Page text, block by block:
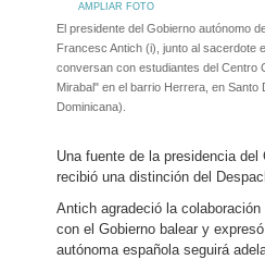
AMPLIAR FOTO
El presidente del Gobierno autónomo
Francesc Antich (i), junto al sacerdote
conversan con estudiantes del Centro
Mirabal" en el barrio Herrera, en Santo
Dominicana).
Una fuente de la presidencia
recibió una distinción del
Antich agradeció la
con el Gobierno balear y
autónoma española seguirá